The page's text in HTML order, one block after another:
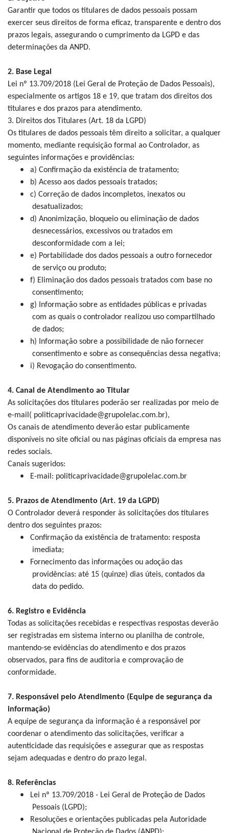
Garantir que todos os titulares de dados pessoais possam
exercer seus direitos de forma eficaz, transparente e dentro dos
prazos legais, assegurando o cumprimento da LGPD e das
determinações da ANPD.
2. Base Legal
Lei nº 13.709/2018 (Lei Geral de Proteção de Dados Pessoais),
especialmente os artigos 18 e 19, que tratam dos direitos dos
titulares e dos prazos para atendimento.
3. Direitos dos Titulares (Art. 18 da LGPD)
Os titulares de dados pessoais têm direito a solicitar, a qualquer
momento, mediante requisição formal ao Controlador, as
seguintes informações e providências:
•
a) Confirmação da existência de tratamento;
•
b) Acesso aos dados pessoais tratados;
•
c) Correção de dados incompletos, inexatos ou
desatualizados;
•
d) Anonimização, bloqueio ou eliminação de dados
desnecessários, excessivos ou tratados em
desconformidade com a lei;
•
e) Portabilidade dos dados pessoais a outro fornecedor
de serviço ou produto;
•
f) Eliminação dos dados pessoais tratados com base no
consentimento;
•
g) Informação sobre as entidades públicas e privadas
com as quais o controlador realizou uso compartilhado
de dados;
•
h) Informação sobre a possibilidade de não fornecer
consentimento e sobre as consequências dessa negativa;
•
i) Revogação do consentimento.
4. Canal de Atendimento ao Titular
As solicitações dos titulares poderão ser realizadas por meio de
e-mail( politicaprivacidade@grupolelac.com.br),
Os canais de atendimento deverão estar publicamente
disponíveis no site oficial ou nas páginas oficiais da empresa nas
redes sociais.
Canais sugeridos:
•
E-mail: politicaprivacidade@grupolelac.com.br
5. Prazos de Atendimento (Art. 19 da LGPD)
O Controlador deverá responder às solicitações dos titulares
dentro dos seguintes prazos:
•
Confirmação da existência de tratamento: resposta
imediata;
•
Fornecimento das informações ou adoção das
providências: até 15 (quinze) dias úteis, contados da
data do pedido.
6. Registro e Evidência
Todas as solicitações recebidas e respectivas respostas deverão
ser registradas em sistema interno ou planilha de controle,
mantendo-se evidências do atendimento e dos prazos
observados, para fins de auditoria e comprovação de
conformidade.
7. Responsável pelo Atendimento (Equipe de segurança da
informação)
A equipe de segurança da informação é a responsável por
coordenar o atendimento das solicitações, verificar a
autenticidade das requisições e assegurar que as respostas
sejam adequadas e dentro do prazo legal.
8. Referências
•
Lei nº 13.709/2018 - Lei Geral de Proteção de Dados
Pessoais (LGPD);
•
Resoluções e orientações publicadas pela Autoridade